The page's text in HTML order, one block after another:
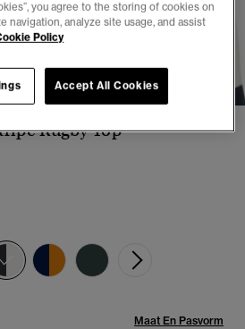
Rugby Top
geselecteerd
Maat En Pasvorm
you agree to the storing of cookies on
navigation, analyze site usage, and assist
Policy
Accept All Cookies